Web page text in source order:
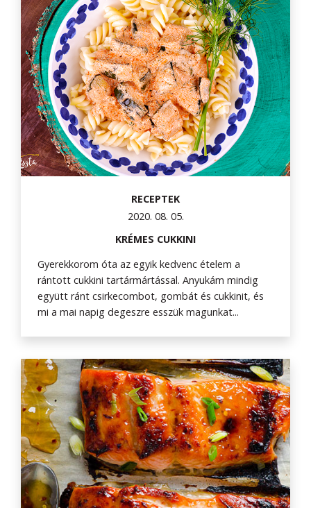
RECEPTEK
2020. 08. 05.
KRÉMES CUKKINI
Gyerekkorom óta az egyik kedvenc ételem a
rántott cukkini tartármártással. Anyukám mindig
együtt ránt csirkecombot, gombát és cukkinit, és
mi a mai napig degeszre esszük magunkat...